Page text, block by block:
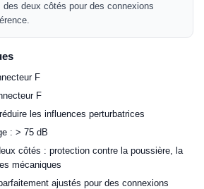
deux côtés pour des connexions
F
F
les influences perturbatrices
: > 75 dB
côtés : protection contre la poussière, la
mécaniques
ajustés pour des connexions